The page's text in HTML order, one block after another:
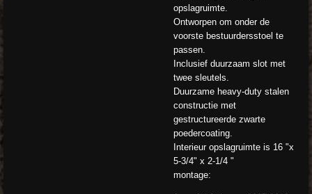
opslagruimte.
Ontworpen om onder de
voorste bestuurdersstoel te
passen.
Inclusief duurzaam slot met
twee sleutels.
Duurzame heavy-duty stalen
constructie met
gestructureerde zwarte
poedercoating.
Interieur opslagruimte is 16 "x
5-3/4" x 2-1/4 "
montage: